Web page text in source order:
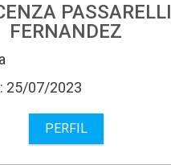
PASSARELLI
FERNANDEZ
25/07/2023
PERFIL